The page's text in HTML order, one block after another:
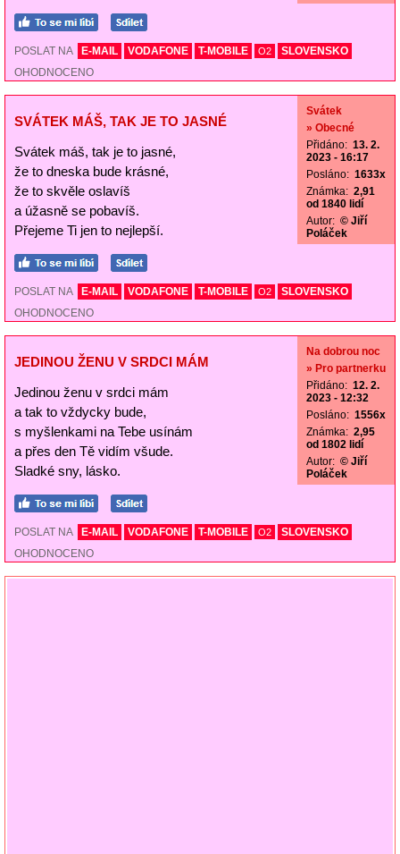
POSLAT NA E-MAIL VODAFONE T-MOBILE O2
SLOVENSKO
OHODNOCENO
SVÁTEK MÁŠ, TAK JE TO JASNÉ
Svátek máš, tak je to jasné,
že to dneska bude krásné,
že to skvěle oslavíš
a úžasně se pobavíš.
Přejeme Ti jen to nejlepší.
Svátek
» Obecné
Přidáno: 13. 2.
2023 - 16:17
Posláno: 1633x
Známka: 2,91
od 1840 lidí
Autor: © Jiří
Poláček
POSLAT NA E-MAIL VODAFONE T-MOBILE O2
SLOVENSKO
OHODNOCENO
JEDINOU ŽENU V SRDCI MÁM
Jedinou ženu v srdci mám
a tak to vždycky bude,
s myšlenkami na Tebe usínám
a přes den Tě vidím všude.
Sladké sny, lásko.
Na dobrou noc
» Pro partnerku
Přidáno: 12. 2.
2023 - 12:32
Posláno: 1556x
Známka: 2,95
od 1802 lidí
Autor: © Jiří
Poláček
POSLAT NA E-MAIL VODAFONE T-MOBILE O2
SLOVENSKO
OHODNOCENO